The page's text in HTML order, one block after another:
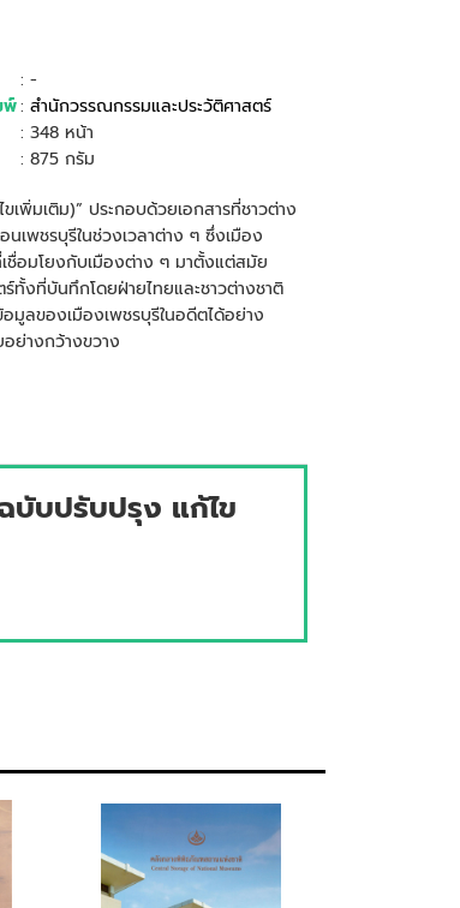
: -
พ์: สำนักวรรณกรรมและประวัติศาสตร์
: 348 หน้า
: 875 กรัม
พิ่มเติม)” ประกอบด้วยเอกสารที่ชาวต่าง
นเพชรบุรีในช่วงเวลาต่าง ๆ ซึ่งเมือง
ชื่อมโยงกับเมืองต่าง ๆ มาตั้งแต่สมัย
ทั้งที่บันทึกโดยฝ่ายไทยและชาวต่างชาติ
มูลของเมืองเพชรบุรีในอดีตได้อย่าง
ย่างกว้างขวาง
บับปรับปรุง แก้ไข